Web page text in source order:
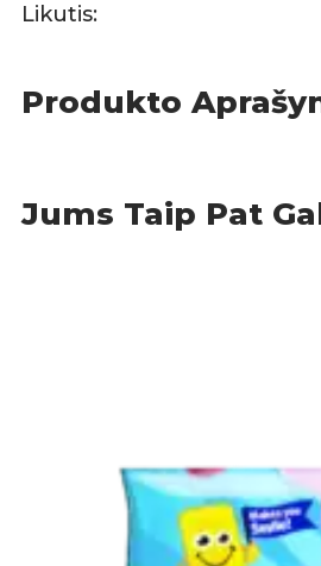
Likutis:
Produkto
Jums Taip Pat